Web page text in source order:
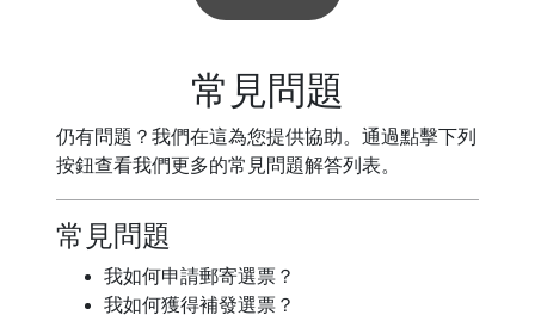
常見問題
仍有問題？我們在這為您提供協助。通過點擊下列
按鈕查看我們更多的常見問題解答列表。
常見問題
我如何申請郵寄選票？
我如何獲得補發選票？